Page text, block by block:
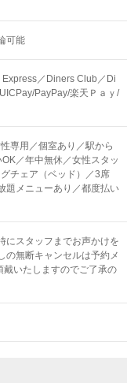
可能
／Diners Club／Di
PayPay/楽天Ｐａｙ/
専用／個室あり／駅から
／年中無休／女性スタッ
チェア（ベッド）／3席
題メニューあり／都度払い
にスタッフまでお声かけを
の無断キャンセルは予約メ
いたしますのでご了承の